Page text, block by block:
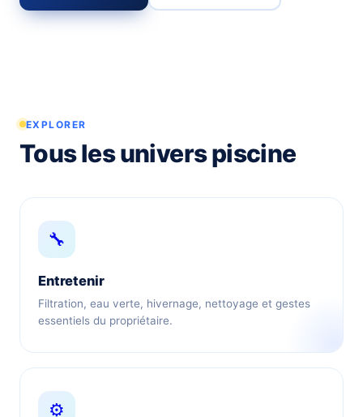
EXPLORER
Tous les univers piscine
🔧
Entretenir
Filtration, eau verte, hivernage, nettoyage et gestes
essentiels du propriétaire.
⚙️